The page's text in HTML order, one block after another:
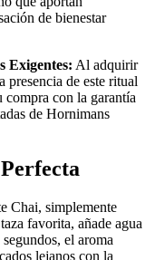
de bienestar
Exigentes: Al adquirir
presencia de este ritual
con la garantía
de Hornimans
Chai, simplemente
favorita, añade agua
el aroma
lejanos con la